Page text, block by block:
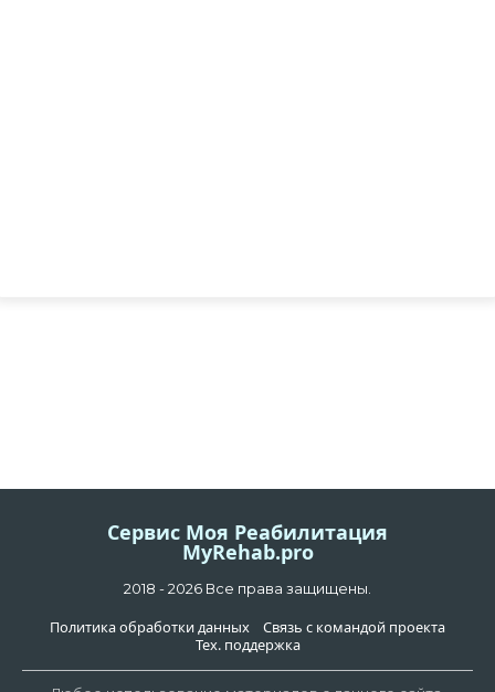
Сервис Моя Реабилитация
MyRehab.pro
2018 - 2026 Все права защищены.
Политика обработки данных
Связь с командой проекта
Тех. поддержка